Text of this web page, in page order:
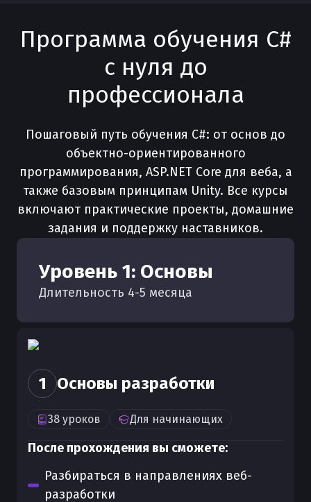
Программа обучения C#
с нуля до
профессионала
Пошаговый путь обучения C#: от основ до
объектно-ориентированного
программирования, ASP.NET Core для веба, а
также базовым принципам Unity. Все курсы
включают практические проекты, домашние
задания и поддержку наставников.
Уровень 1: Основы
Длительность 4-5 месяца
1 Основы разработки
38 уроков Для начинающих
После прохождения вы сможете:
Разбираться в направлениях веб-
разработки